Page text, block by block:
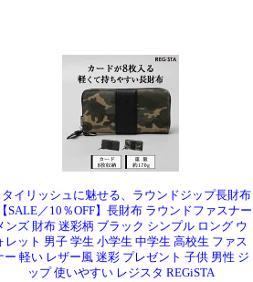
タイリッシュに魅せる、ラウンドジップ長財布
SALE／10％OFF】長財布 ラウンドファスナー
ンズ 財布 迷彩柄 ブラック シンプル ロング ウ
レット 男子 学生 小学生 中学生 高校生 ファス
ー 軽い レザー風 迷彩 プレゼント 子供 男性 ジ
ップ 使いやすい レジスタ REGiSTA